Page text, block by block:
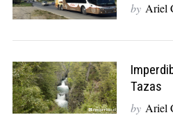
by Ariel
Tazas
by Ariel